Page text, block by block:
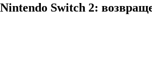
Switch 2: